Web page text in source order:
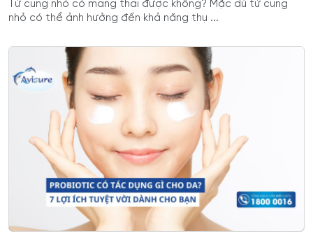
Tử cung nhỏ có mang thai được không? Mặc dù tử cung
nhỏ có thể ảnh hưởng đến khả năng thụ ...